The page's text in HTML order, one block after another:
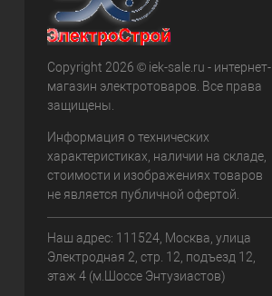
К сравнению
Copyright 2026 © iek-sale.ru - интернет-
магазин электротоваров. Все права
защищены.
Информация о технических
характеристиках, наличии на складе,
стоимости и изображениях товаров
не является публичной офертой.
Наш адрес: 111524, Москва, улица
Электродная 2, стр. 12, подъезд 12,
этаж 4 (м.Шоссе Энтузиастов)